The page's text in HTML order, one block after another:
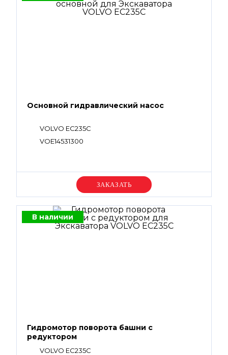
Основной гидравлический насос
VOLVO EC235C
VOE14531300
Уточняйте цену
В наличии
Гидромотор поворота башни с
редуктором
VOLVO EC235C